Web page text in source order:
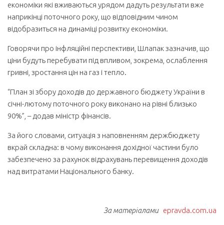
економіки які вживаються урядом дадуть результати вже
наприкінці поточного року, що відповідним чином
відобразиться на динаміці розвитку економіки.
Говорячи про інфляційні перспективи, Шлапак зазначив, що
ціни будуть перебувати під впливом, зокрема, ослаблення
гривні, зростання цін на газ і тепло.
“План зі збору доходів до державного бюджету України в
січні-лютому поточного року виконано на рівні близько
90%”, – додав міністр фінансів.
За його словами, ситуація з наповненням держбюджету
вкрай складна: в чому виконання дохідної частини було
забезпечено за рахунок відрахувань перевищення доходів
над витратами Національного банку.
За матеріалами epravda.com.ua